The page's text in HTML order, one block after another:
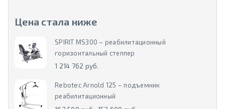
Цена стала ниже
SPIRIT MS300 – реабилитационный
горизонтальный степпер
1 214 762 руб.
Rebotec Arnold 125 – подъемник
реабилитационный